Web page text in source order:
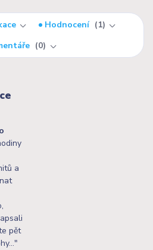
Hodnocení
1
0
a
pět